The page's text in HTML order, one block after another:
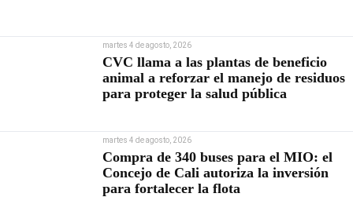
martes 4 de agosto, 2026
CVC llama a las plantas de beneficio
animal a reforzar el manejo de residuos
para proteger la salud pública
martes 4 de agosto, 2026
Compra de 340 buses para el MIO: el
Concejo de Cali autoriza la inversión
para fortalecer la flota